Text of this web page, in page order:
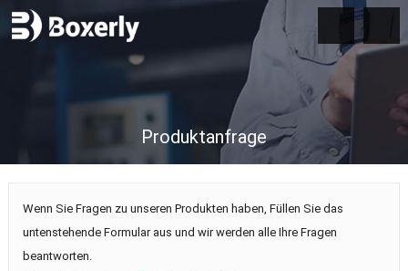
Produktanfrage
Wenn Sie Fragen zu unseren Produkten haben, Füllen Sie das
untenstehende Formular aus und wir werden alle Ihre Fragen
beantworten.